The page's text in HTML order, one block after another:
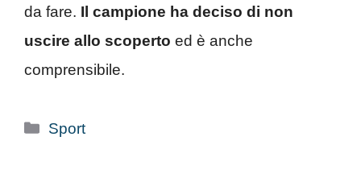
da fare. Il campione ha deciso di non
uscire allo scoperto ed è anche
comprensibile.
Categorie
Sport